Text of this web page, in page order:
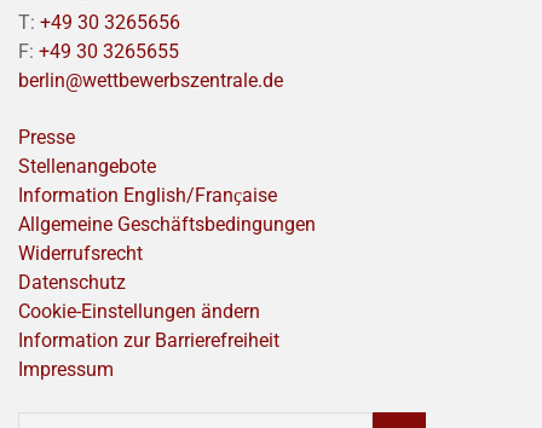
T: +49 30 3265656
F: +49 30 3265655
berlin@wettbewerbszentrale.de
Presse
Stellenangebote
Information English/Franҫaise
Allgemeine Geschäftsbedingungen
Widerrufsrecht
Datenschutz
Cookie-Einstellungen ändern
Information zur Barrierefreiheit
Impressum